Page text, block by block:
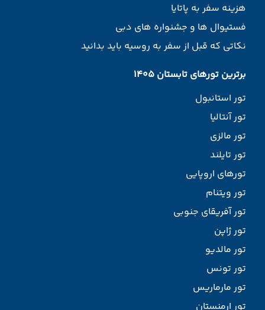
هزینه سفر به پاتایا
فستیوال ها و جشنواره های دبی
نکاتی که قبل از سفر به روسیه باید بدانید
برترین تورهای تابستان 1405
تور استانبول
تور آنتالیا
تور مالزی
تور تایلند
تورهای اروپایی
تور ویتنام
تور آفریقای جنوبی
تور ژاپن
تور مالدیو
تور تونس
تور مارماریس
تور ارمنستان